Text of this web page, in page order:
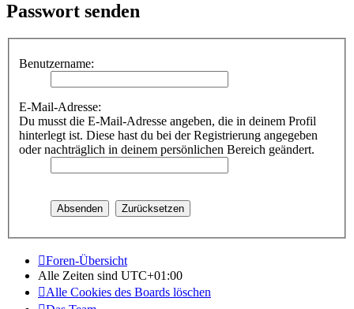
Passwort senden
Benutzername:
E-Mail-Adresse:
Du musst die E-Mail-Adresse angeben, die in deinem Profil
hinterlegt ist. Diese hast du bei der Registrierung angegeben
oder nachträglich in deinem persönlichen Bereich geändert.
Foren-Übersicht
Alle Zeiten sind UTC+01:00
Alle Cookies des Boards löschen